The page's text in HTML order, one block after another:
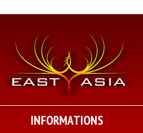
INFORMATIONS